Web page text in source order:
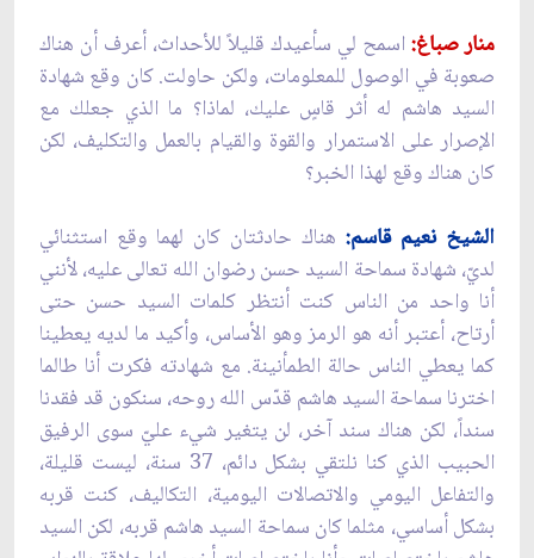
منار صباغ:اسمح لي سأعيدك قليلاً للأحداث، أعرف أن هناك
صعوبة في الوصول للمعلومات، ولكن حاولت. كان وقع شهادة
السيد هاشم له أثر قاسٍ عليك، لماذا؟ ما الذي جعلك مع
الإصرار على الاستمرار والقوة والقيام بالعمل والتكليف، لكن
كان هناك وقع لهذا الخبر؟
الشيخ نعيم قاسم: هناك حادثتان كان لهما وقع استثنائي
لديّ، شهادة سماحة السيد حسن رضوان الله تعالى عليه، لأنني
أنا واحد من الناس كنت أنتظر كلمات السيد حسن حتى
أرتاح، أعتبر أنه هو الرمز وهو الأساس، وأكيد ما لديه يعطينا
كما يعطي الناس حالة الطمأنينة. مع شهادته فكرت أنا طالما
اخترنا سماحة السيد هاشم قدّس الله روحه، سنكون قد فقدنا
سنداً، لكن هناك سند آخر، لن يتغير شيء عليّ سوى الرفيق
الحبيب الذي كنا نلتقي بشكل دائم، 37 سنة، ليست قليلة،
والتفاعل اليومي والاتصالات اليومية، التكاليف، كنت قربه
بشكل أساسي، مثلما كان سماحة السيد هاشم قربه، لكن السيد